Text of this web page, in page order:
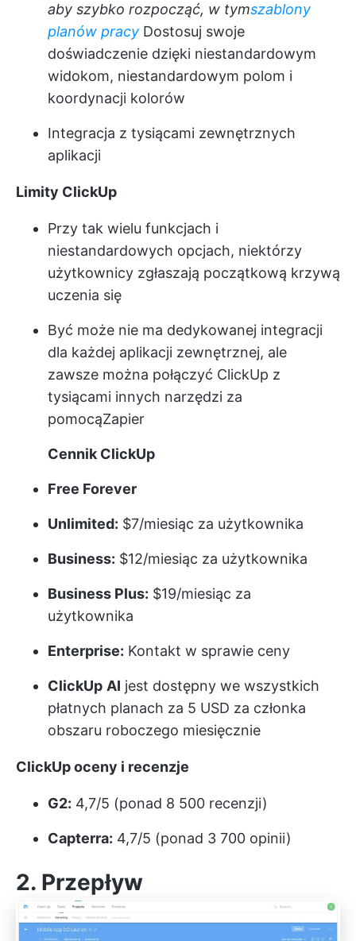
aby szybko rozpocząć, w tymszablony
planów pracy Dostosuj swoje
doświadczenie dzięki niestandardowym
widokom, niestandardowym polom i
koordynacji kolorów
Integracja z tysiącami zewnętrznych
aplikacji
Limity ClickUp
Przy tak wielu funkcjach i
niestandardowych opcjach, niektórzy
użytkownicy zgłaszają początkową krzywą
uczenia się
Być może nie ma dedykowanej integracji
dla każdej aplikacji zewnętrznej, ale
zawsze można połączyć ClickUp z
tysiącami innych narzędzi za
pomocąZapier
Cennik ClickUp
Free Forever
Unlimited: $7/miesiąc za użytkownika
Business: $12/miesiąc za użytkownika
Business Plus: $19/miesiąc za
użytkownika
Enterprise: Kontakt w sprawie ceny
ClickUp AI jest dostępny we wszystkich
płatnych planach za 5 USD za członka
obszaru roboczego miesięcznie
ClickUp oceny i recenzje
G2: 4,7/5 (ponad 8 500 recenzji)
Capterra: 4,7/5 (ponad 3 700 opinii)
2. Przepływ